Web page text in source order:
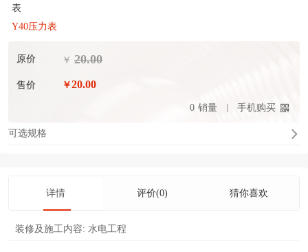
表
Y40压力表
原价 ￥ 20.00
售价 ￥20.00
0 销量 手机购买
可选规格
详情 评价(0) 猜你喜欢
装修及施工内容: 水电工程